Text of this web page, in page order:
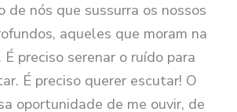
nós que sussurra os nossos
aqueles que moram na
É preciso serenar o ruído para
É preciso querer escutar! O
oportunidade de me ouvir, de